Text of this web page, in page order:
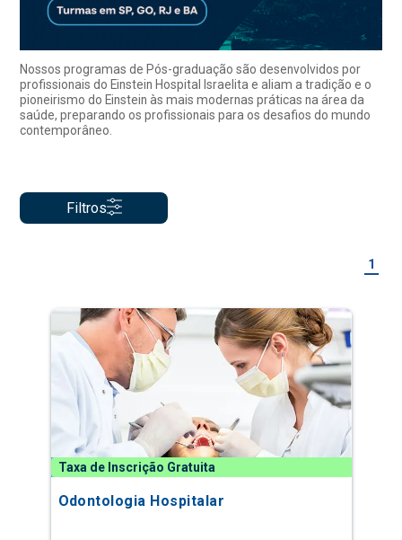
Nossos programas de Pós-graduação são desenvolvidos por
profissionais do Einstein Hospital Israelita e aliam a tradição e o
pioneirismo do Einstein às mais modernas práticas na área da
saúde, preparando os profissionais para os desafios do mundo
contemporâneo.
Filtros
1
Taxa de Inscrição Gratuita
Odontologia Hospitalar